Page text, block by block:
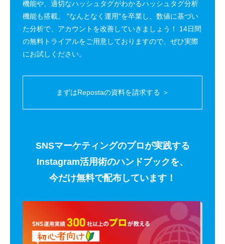
機能や、適切なハッシュタグがわかるハッシュタグ分析
機能も搭載。 "なんとなく運用"を卒業し、数値に基づい
た分析で、アカウントを改善していきましょう！ 14日間
の無料トライアルをご用意しておりますので、ぜひ実際
にお試しください。
まずはRepostaの資料を請求する ＞
SNSマーケティングのプロが実践する
Instagram活用術のハンドブックを、
今だけ無料で配布しています！